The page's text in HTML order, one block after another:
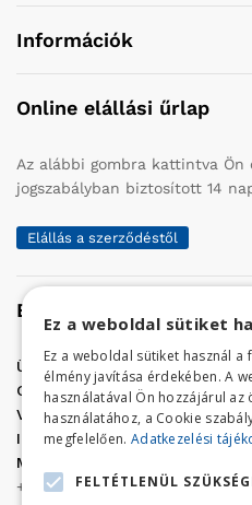
Információk
Online elállási űrlap
Az alábbi gombra kattintva
jogszabályban biztosított 14
Elállás a szerződéstől
Elérhetőség
Üzletünk címe:Szolnok,
Golf Center Áruház:06 (56)
VÁR-Kert Áruház: 06 (56) 429-
Iroda:06 (56) 421-857
Megrendelés, termék
+36 (70) 938-3356
Ez a weboldal sütiket
Ez a weboldal sütiket használ a
élmény javítása érdekében. A
használatával Ön hozzájárul az
használatához, a Cookie
megfelelően. Adatkezelési
FELTÉTLENÜL